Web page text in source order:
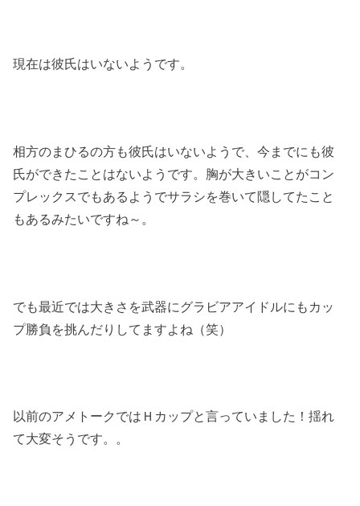
現在は彼氏はいないようです。
相方のまひるの方も彼氏はいないようで、今までにも彼
氏ができたことはないようです。胸が大きいことがコン
プレックスでもあるようでサラシを巻いて隠してたこと
もあるみたいですね～。
でも最近では大きさを武器にグラビアアイドルにもカッ
プ勝負を挑んだりしてますよね（笑）
以前のアメトークではＨカップと言っていました！揺れ
て大変そうです。。